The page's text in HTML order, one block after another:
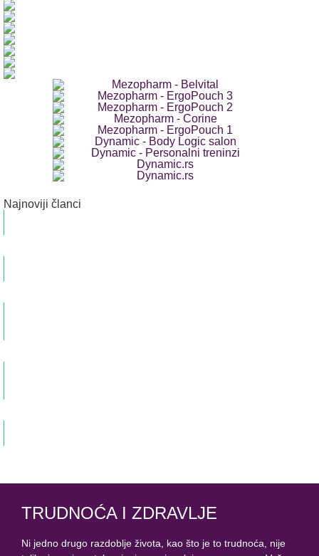
Najnoviji članci
TRUDNOĆA I ZDRAVLJE
Ni jedno drugo razdoblje života, kao što je to trudnoća, nije